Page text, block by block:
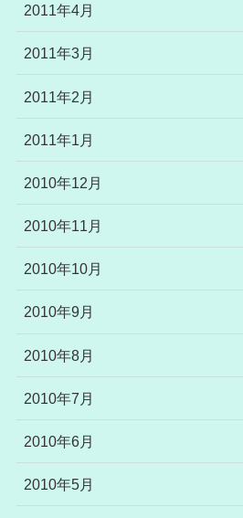
2011年4月
2011年3月
2011年2月
2011年1月
2010年12月
2010年11月
2010年10月
2010年9月
2010年8月
2010年7月
2010年6月
2010年5月